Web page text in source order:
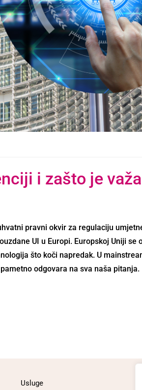
i zašto je
pravni okvir za regulaciju
UI u Europi. Europskoj Uniji se
što koči napredak. U
odgovara na sva naša pitanja.
Usluge